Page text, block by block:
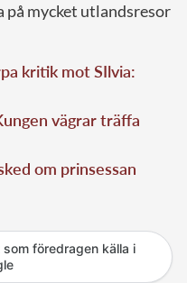
på mycket utlandsresor
kritik mot SIlvia:
vägrar träffa
om prinsessan
som föredragen källa i